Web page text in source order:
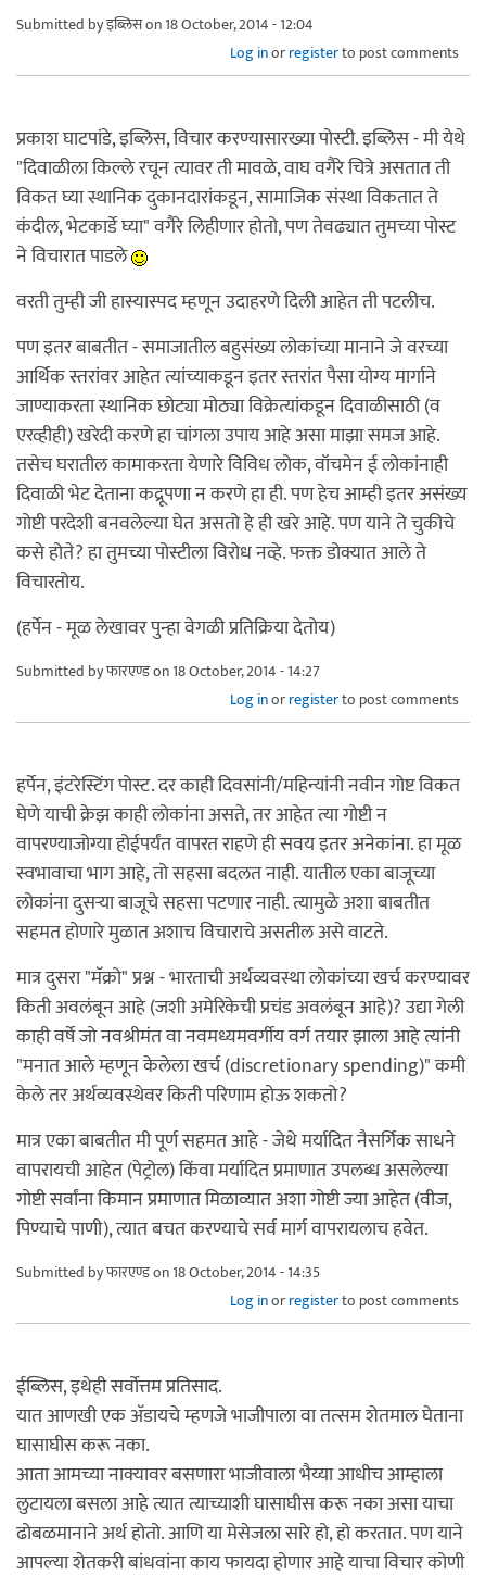
Submitted byइब्लिसon 18 October, 2014 - 12:04
Log inorregisterto post comments
प्रकाश घाटपांडे, इब्लिस, विचार करण्यासारख्या पोस्टी. इब्लिस - मी येथे
"दिवाळीला किल्ले रचून त्यावर ती मावळे, वाघ वगैरे चित्रे असतात ती
विकत घ्या स्थानिक दुकानदारांकडून, सामाजिक संस्था विकतात ते
कंदील, भेटकार्डे घ्या" वगैरे लिहीणार होतो, पण तेवढ्यात तुमच्या पोस्ट
ने विचारात पाडले
वरती तुम्ही जी हास्यास्पद म्हणून उदाहरणे दिली आहेत ती पटलीच.
पण इतर बाबतीत - समाजातील बहुसंख्य लोकांच्या मानाने जे वरच्या
आर्थिक स्तरांवर आहेत त्यांच्याकडून इतर स्तरांत पैसा योग्य मार्गाने
जाण्याकरता स्थानिक छोट्या मोठ्या विक्रेत्यांकडून दिवाळीसाठी (व
एरव्हीही) खरेदी करणे हा चांगला उपाय आहे असा माझा समज आहे.
तसेच घरातील कामाकरता येणारे विविध लोक, वॉचमेन ई लोकांनाही
दिवाळी भेट देताना कद्रूपणा न करणे हा ही. पण हेच आम्ही इतर असंख्य
गोष्टी परदेशी बनवलेल्या घेत असतो हे ही खरे आहे. पण याने ते चुकीचे
कसे होते? हा तुमच्या पोस्टीला विरोध नव्हे. फक्त डोक्यात आले ते
विचारतोय.
(हर्पेन - मूळ लेखावर पुन्हा वेगळी प्रतिक्रिया देतोय)
Submitted byफारएण्डon 18 October, 2014 - 14:27
Log inorregisterto post comments
हर्पेन, इंटरेस्टिंग पोस्ट. दर काही दिवसांनी/महिन्यांनी नवीन गोष्ट विकत
घेणे याची क्रेझ काही लोकांना असते, तर आहेत त्या गोष्टी न
वापरण्याजोग्या होईपर्यंत वापरत राहणे ही सवय इतर अनेकांना. हा मूळ
स्वभावाचा भाग आहे, तो सहसा बदलत नाही. यातील एका बाजूच्या
लोकांना दुसर्‍या बाजूचे सहसा पटणार नाही. त्यामुळे अशा बाबतीत
सहमत होणारे मुळात अशाच विचाराचे असतील असे वाटते.
मात्र दुसरा "मॅक्रो" प्रश्न - भारताची अर्थव्यवस्था लोकांच्या खर्च करण्यावर
किती अवलंबून आहे (जशी अमेरिकेची प्रचंड अवलंबून आहे)? उद्या गेली
काही वर्षे जो नवश्रीमंत वा नवमध्यमवर्गीय वर्ग तयार झाला आहे त्यांनी
"मनात आले म्हणून केलेला खर्च (discretionary spending)" कमी
केले तर अर्थव्यवस्थेवर किती परिणाम होऊ शकतो?
मात्र एका बाबतीत मी पूर्ण सहमत आहे - जेथे मर्यादित नैसर्गिक साधने
वापरायची आहेत (पेट्रोल) किंवा मर्यादित प्रमाणात उपलब्ध असलेल्या
गोष्टी सर्वांना किमान प्रमाणात मिळाव्यात अशा गोष्टी ज्या आहेत (वीज,
पिण्याचे पाणी), त्यात बचत करण्याचे सर्व मार्ग वापरायलाच हवेत.
Submitted byफारएण्डon 18 October, 2014 - 14:35
Log inorregisterto post comments
ईब्लिस, इथेही सर्वोत्तम प्रतिसाद.
यात आणखी एक अ‍ॅडायचे म्हणजे भाजीपाला वा तत्सम शेतमाल घेताना
घासाघीस करू नका.
आता आमच्या नाक्यावर बसणारा भाजीवाला भैय्या आधीच आम्हाला
लुटायला बसला आहे त्यात त्याच्याशी घासाघीस करू नका असा याचा
ढोबळमानाने अर्थ होतो. आणि या मेसेजला सारे हो, हो करतात. पण याने
आपल्या शेतकरी बांधवांना काय फायदा होणार आहे याचा विचार कोणी